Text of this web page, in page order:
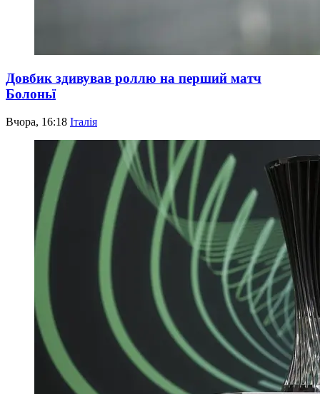
Довбик здивував роллю на перший матч
Болоньї
Вчора, 16:18 Італія